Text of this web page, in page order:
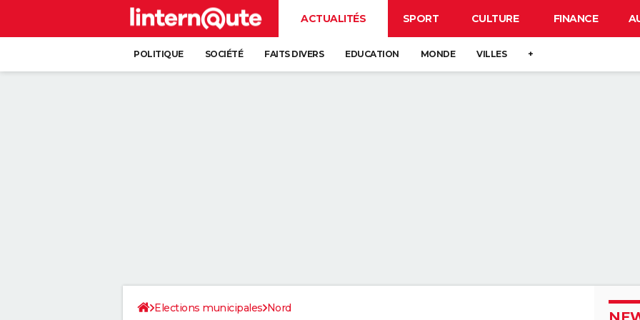
ACTUALITÉS SPORT CULTURE FINANCE
POLITIQUE SOCIÉTÉ FAITS DIVERS EDUCATION MONDE VILLES +
Elections municipales Nord